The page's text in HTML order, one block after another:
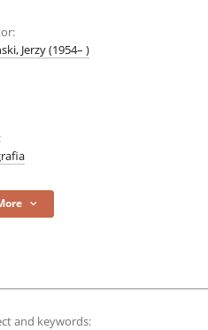
Jerzy (1954– )
and keywords: